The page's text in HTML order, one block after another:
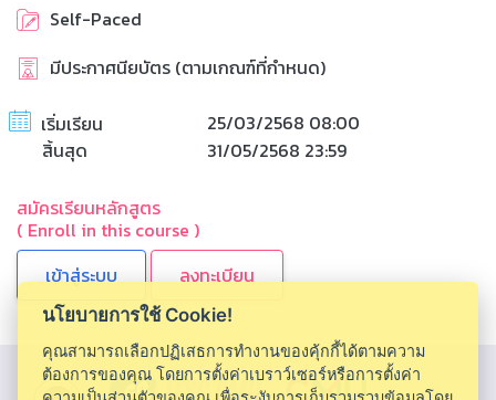
Self-Paced
มีประกาศนียบัตร (ตามเกณฑ์ที่กำหนด)
เริ่มเรียน
25/03/2568 08:00
สิ้นสุด
31/05/2568 23:59
สมัครเรียนหลักสูตร
( Enroll in this course )
ลงทะเบียน
นโยบายการใช้ Cookie!
คุณสามารถเลือกปฏิเสธการทำงานของคุ้กกี้ได้ตามความ
ต้องการของคุณ โดยการตั้งค่าเบราว์เซอร์หรือการตั้งค่า